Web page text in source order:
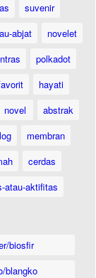
suvenir
abjat
novelet
polkadot
hayati
novel
abstrak
membran
cerdas
atau-aktifitas
biosfir
blangko